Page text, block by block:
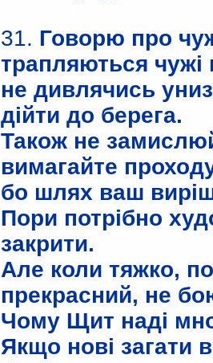
31. Говорю про
трапляються
не дивлячись
дійти до берега.
Також не
вимагайте
бо шлях ваш
Пори потрібно
закрити.
Але коли тяжко,
прекрасний, не
Чому Щит наді
Якщо нові загати